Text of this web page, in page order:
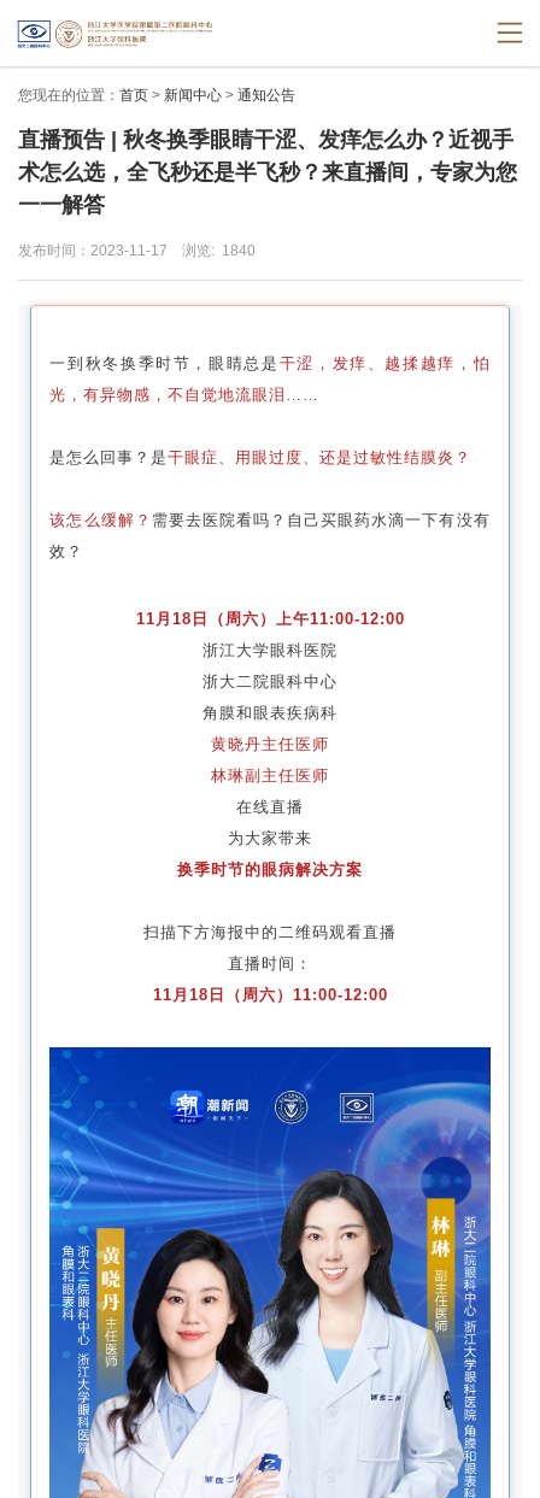
您现在的位置： 首页 > 新闻中心 > 通知公告
直播预告 | 秋冬换季眼睛干涩、发痒怎么办？近视手
术怎么选，全飞秒还是半飞秒？来直播间，专家为您
一一解答
发布时间：2023-11-17 浏览: 1840
一到秋冬换季时节，眼睛总是 干涩，发痒、越揉越痒，怕
光，有异物感，不自觉地流眼泪……
是怎么回事？是干眼症、用眼过度、还是过敏性结膜炎？
该怎么缓解？ 需要去医院看吗？自己买眼药水滴一下有没有
效？
11月18日（周六）上午11:00-12:00
浙江大学眼科医院
浙大二院眼科中心
角膜和眼表疾病科
黄晓丹主任医师
林琳副主任医师
在线直播
为大家带来
换季时节的眼病解决方案
扫描下方海报中的二维码观看直播
直播时间：
11月18日（周六）11:00-12:00